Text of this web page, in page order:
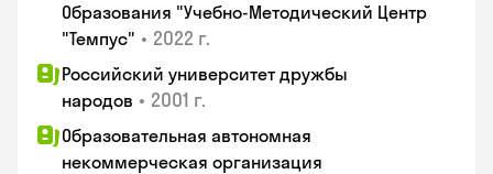
Образования "Учебно-Методический Центр
"Темпус" • 2022 г.
Российский университет дружбы
народов • 2001 г.
Образовательная автономная
некоммерческая организация